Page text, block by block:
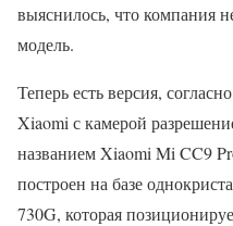
выяснилось, что компания
модель.
Теперь есть версия,
Xiaomi с камерой
названием Xiaomi Mi CC9
построен на базе
730G, которая